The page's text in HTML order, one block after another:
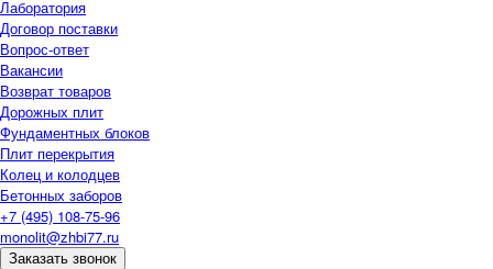
Лаборатория
Договор поставки
Вопрос-ответ
Вакансии
Возврат товаров
Дорожных плит
Фундаментных блоков
Плит перекрытия
Колец и колодцев
Бетонных заборов
+7 (495) 108-75-96
monolit@zhbi77.ru
Заказать звонок